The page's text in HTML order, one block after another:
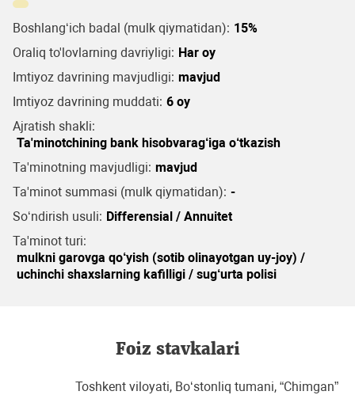
Boshlang‘ich badal (mulk qiymatidan): 15%
Oraliq to'lovlarning davriyligi: Har oy
Imtiyoz davrining mavjudligi: mavjud
Imtiyoz davrining muddati: 6 oy
Ajratish shakli:
Ta'minotchining bank hisobvarag‘iga o‘tkazish
Ta'minotning mavjudligi: mavjud
Ta'minot summasi (mulk qiymatidan): -
So‘ndirish usuli: Differensial / Annuitet
Ta'minot turi:
mulkni garovga qo‘yish (sotib olinayotgan uy-joy) /
uchinchi shaxslarning kafilligi / sug‘urta polisi
Foiz stavkalari
Toshkent viloyati, Bo‘stonliq tumani, “Chimgan”